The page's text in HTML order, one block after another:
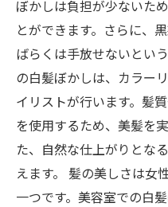
ぼかしは負担が少ないた
とができます。さらに、
ばらくは手放せないとい
の白髪ぼかしは、カラー
イリストが行います。髪
を使用するため、美髪を
た、自然な仕上がりとな
えます。 髪の美しさは女
一つです。美容室での白